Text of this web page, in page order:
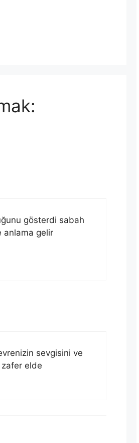
gösterdi sabah
anlama gelir
sevgisini ve
zafer elde